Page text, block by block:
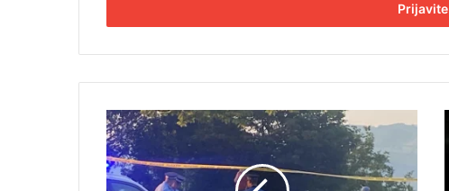
i
E
a
i
l
a
P
u
c
n